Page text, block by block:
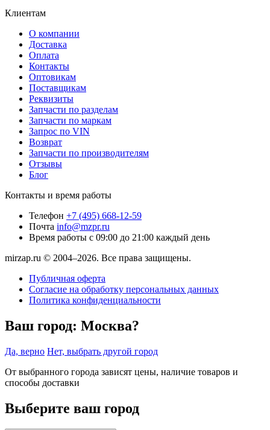
Клиентам
О компании
Доставка
Оплата
Контакты
Оптовикам
Поставщикам
Реквизиты
Запчасти по разделам
Запчасти по маркам
Запрос по VIN
Возврат
Запчасти по производителям
Отзывы
Блог
Контакты и время работы
Телефон +7 (495) 668-12-59
Почта info@mzpr.ru
Время работы с 09:00 до 21:00 каждый день
mirzap.ru © 2004–2026. Все права защищены.
Публичная оферта
Согласие на обработку персональных данных
Политика конфиденциальности
Ваш город: Москва?
Да, верно Нет, выбрать другой город
От выбранного города зависят цены, наличие товаров и
способы доставки
Выберите ваш город